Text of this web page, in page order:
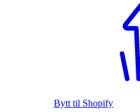
Bytt til Shopify